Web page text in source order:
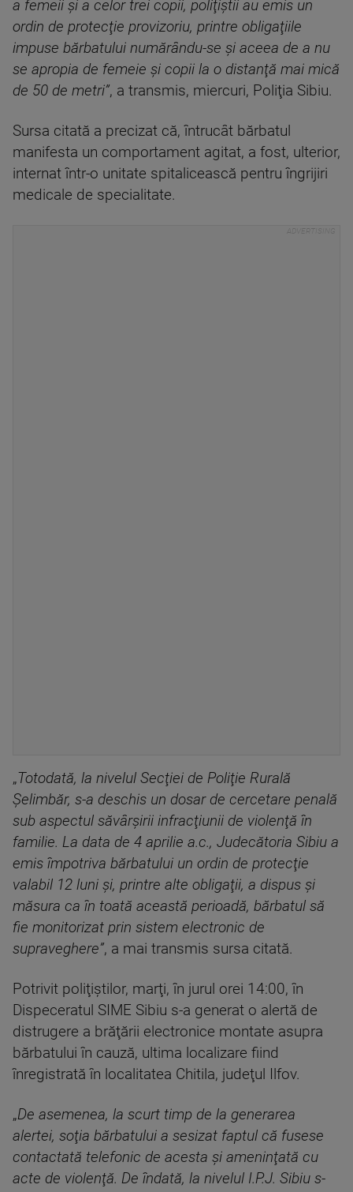
a femeii şi a celor trei copii, poliţiştii au emis un
ordin de protecţie provizoriu, printre obligaţiile
impuse bărbatului numărându-se şi aceea de a nu
se apropia de femeie şi copii la o distanţă mai mică
de 50 de metri”, a transmis, miercuri, Poliţia Sibiu.
Sursa citată a precizat că, întrucât bărbatul
manifesta un comportament agitat, a fost, ulterior,
internat într-o unitate spitalicească pentru îngrijiri
medicale de specialitate.
„Totodată, la nivelul Secţiei de Poliţie Rurală
Şelimbăr, s-a deschis un dosar de cercetare penală
sub aspectul săvârşirii infracţiunii de violenţă în
familie. La data de 4 aprilie a.c., Judecătoria Sibiu a
emis împotriva bărbatului un ordin de protecţie
valabil 12 luni şi, printre alte obligaţii, a dispus şi
măsura ca în toată această perioadă, bărbatul să
fie monitorizat prin sistem electronic de
supraveghere”, a mai transmis sursa citată.
Potrivit poliţiştilor, marţi, în jurul orei 14:00, în
Dispeceratul SIME Sibiu s-a generat o alertă de
distrugere a brăţării electronice montate asupra
bărbatului în cauză, ultima localizare fiind
înregistrată în localitatea Chitila, judeţul Ilfov.
„De asemenea, la scurt timp de la generarea
alertei, soţia bărbatului a sesizat faptul că fusese
contactată telefonic de acesta şi ameninţată cu
acte de violenţă. De îndată, la nivelul I.P.J. Sibiu s-